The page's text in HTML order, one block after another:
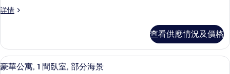
1
臥
室,
海
詳情
豪
1
間
臥
查看供應情況及價格
載
1 間睡房、房內夾萬、遮光窗簾/窗簾
7
豪華公寓, 1 間臥室, 部分海景